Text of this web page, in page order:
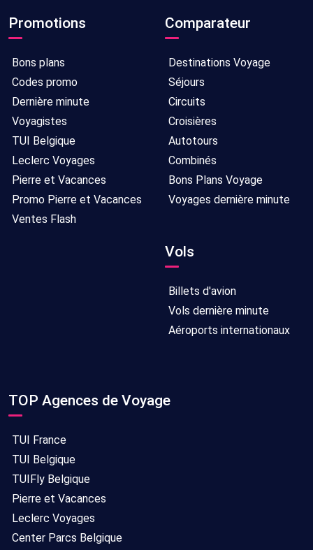
Promotions
Bons plans
Codes promo
Dernière minute
Voyagistes
TUI Belgique
Leclerc Voyages
Pierre et Vacances
Promo Pierre et Vacances
Ventes Flash
Comparateur
Destinations Voyage
Séjours
Circuits
Croisières
Autotours
Combinés
Bons Plans Voyage
Voyages dernière minute
Vols
Billets d'avion
Vols dernière minute
Aéroports internationaux
TOP Agences de Voyage
TUI France
TUI Belgique
TUIFly Belgique
Pierre et Vacances
Leclerc Voyages
Center Parcs Belgique